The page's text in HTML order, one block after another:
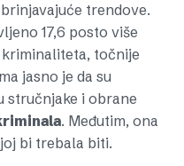
trendove.
17,6 posto više
točnije
jasno je da su
stručnjake i obrane
. Međutim, ona
bi trebala biti.